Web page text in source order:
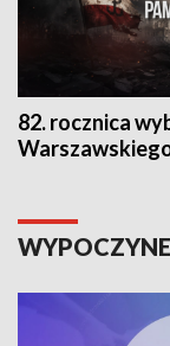
82. rocznica